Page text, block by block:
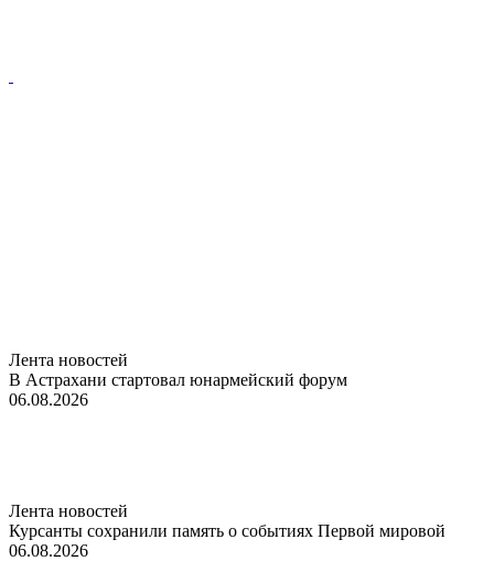
Лента новостей
В Астрахани стартовал юнармейский форум
06.08.2026
Лента новостей
Курсанты сохранили память о событиях Первой мировой
06.08.2026